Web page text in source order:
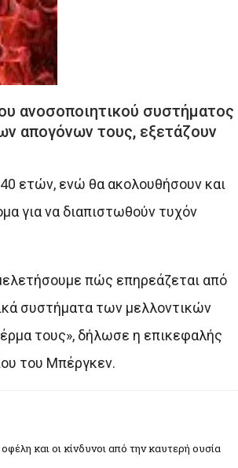
ανοσοποιητικού συστήματος
απογόνων τους, εξετάζουν
ετών, ενώ θα ακολουθήσουν και
για να διαπιστωθούν τυχόν
πώς επηρεάζεται από
συστήματα των μελλοντικών
τους», δήλωσε η επικεφαλής
του Μπέργκεν.
και οι κίνδυνοι από την καυτερή ουσία